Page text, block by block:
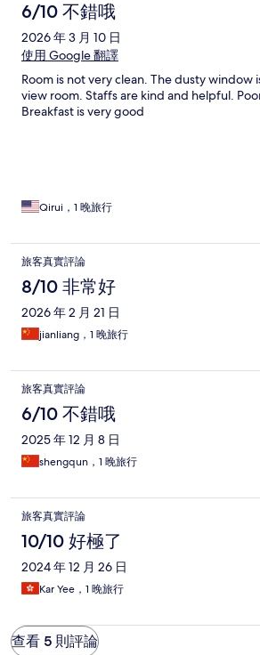
6/10 不錯哦
2026 年 3 月 10 日
使用 Google 翻譯
Room is not very clean. The dusty window
view room. Staffs are kind and helpful.
Breakfast is very good
Qirui，1 晚旅行
旅客真實評論
8/10 非常好
2026 年 2 月 21 日
jianliang，1 晚旅行
旅客真實評論
6/10 不錯哦
2025 年 12 月 8 日
shengqun，1 晚旅行
旅客真實評論
10/10 好極了
2024 年 12 月 26 日
Kar Yee，1 晚旅行
查看 5 則評論